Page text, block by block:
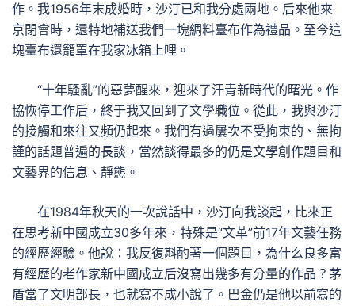
作。我1956年末成婚時，沙汀已和我分處兩地。后來他來
京閉會時，還特地補送我們一塊綢料臺布作為禮品。至今這
塊臺布還籠罩在我家冰箱上哩。
“十年騷亂”的惡夢醒來，迎來了汗青新時代的曙光。作
協恢停工作后，終于我又回到了文學職位。從此，我與沙汀
的接觸和來往又頻仍起來。我們有過屢次不受拘束的、無拘
謹的話題普遍的長談，當然談得最多的仍是文學創作題目和
文藝界的信息、靜態。
在1984年秋天的一次說話中，沙汀向我談起，比來正
在思考新中國成立30多年來，特殊是“文革”前17年文藝任務
的經歷經驗。他說：我反復斟酌著一個題目，為什么良多富
有經歷的老作家新中國成立后沒寫出幾多有分量的作品？茅
盾當了文明部長，也就寫不成小說了。巴金仍是他以前寫的